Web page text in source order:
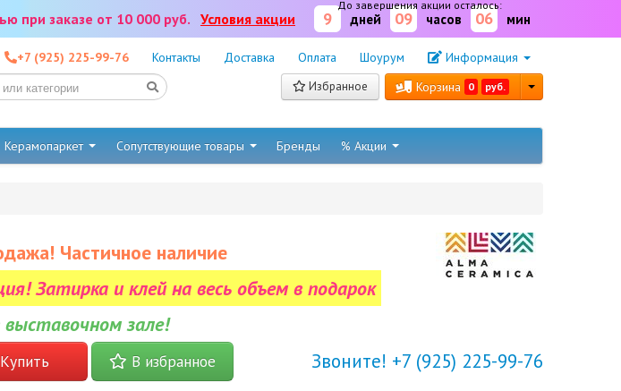
при заказе от 10 000 руб. Условия акции
До завершения акции осталось:
9 дней 09 часов 06 мин
+7 (925) 225-99-76 Контакты Доставка Оплата Шоурум Информация
Избранное Корзина 0 руб.
Керамопаркет Сопутствующие товары Бренды % Акции
Частичное наличие
Затирка и клей на весь объем в подарок
зале!
В избранное Звоните! +7 (925) 225-99-76